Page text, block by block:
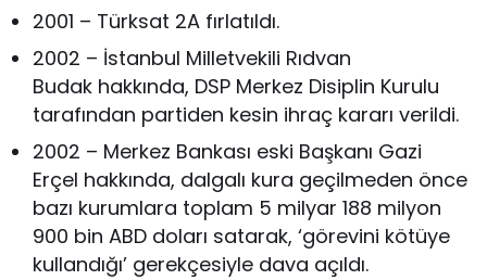
2001 – Türksat 2A fırlatıldı.
2002 – İstanbul Milletvekili Rıdvan
Budak hakkında, DSP Merkez Disiplin Kurulu
tarafından partiden kesin ihraç kararı verildi.
2002 – Merkez Bankası eski Başkanı Gazi
Erçel hakkında, dalgalı kura geçilmeden önce
bazı kurumlara toplam 5 milyar 188 milyon
900 bin ABD doları satarak, ‘görevini kötüye
kullandığı’ gerekçesiyle dava açıldı.